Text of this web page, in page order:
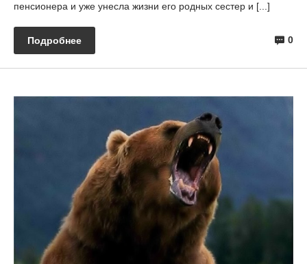
пенсионера и уже унесла жизни его родных сестер и [...]
0
Подробнее